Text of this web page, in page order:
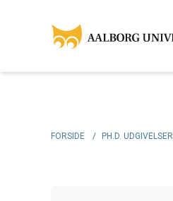
FORSIDE / PH.D. UDGIVELSER